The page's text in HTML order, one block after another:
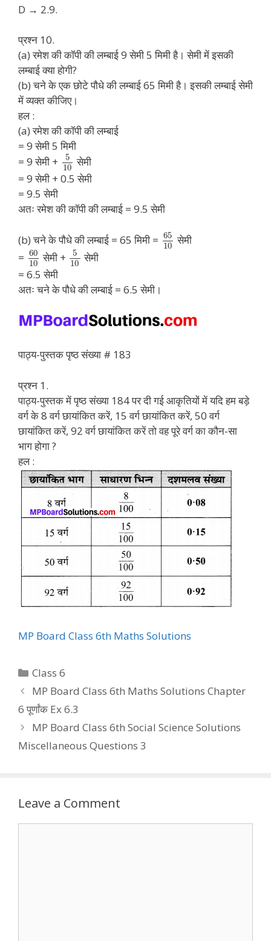
D → 2.9.
प्रश्न 10.
(a) रमेश की कॉपी की लम्बाई 9 सेमी 5 मिमी है। सेमी में इसकी
लम्बाई क्या होगी?
(b) चने के एक छोटे पौधे की लम्बाई 65 मिमी है। इसकी लम्बाई सेमी
में व्यक्त कीजिए।
हल :
(a) रमेश की कॉपी की लम्बाई
= 9 सेमी 5 मिमी
= 9 सेमी +
5
10 सेमी
= 9 सेमी + 0.5 सेमी
= 9.5 सेमी
अतः रमेश की कॉपी की लम्बाई = 9.5 सेमी
(b) चने के पौधे की लम्बाई = 65 मिमी = 65
10 सेमी
= 60
10 सेमी +
5
10 सेमी
= 6.5 सेमी
अतः चने के पौधे की लम्बाई = 6.5 सेमी।
पाठ्य-पुस्तक पृष्ठ संख्या # 183
प्रश्न 1.
पाठ्य-पुस्तक में पृष्ठ संख्या 184 पर दी गई आकृतियों में यदि हम बड़े
वर्ग के 8 वर्ग छायांकित करें, 15 वर्ग छायांकित करें, 50 वर्ग
छायांकित करें, 92 वर्ग छायांकित करें तो वह पूरे वर्ग का कौन-सा
भाग होगा ?
हल :
MP Board Class 6th Maths Solutions
Categories
Class 6
MP Board Class 6th Maths Solutions Chapter
6 पूर्णांक Ex 6.3
MP Board Class 6th Social Science Solutions
Miscellaneous Questions 3
Leave a Comment